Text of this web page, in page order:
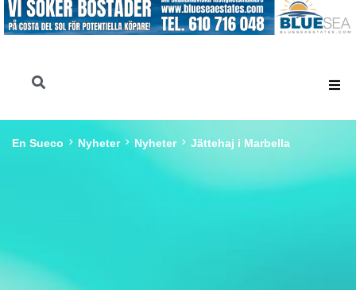
En Sueco Nyheter Nyheter Jättehaj i Marbella